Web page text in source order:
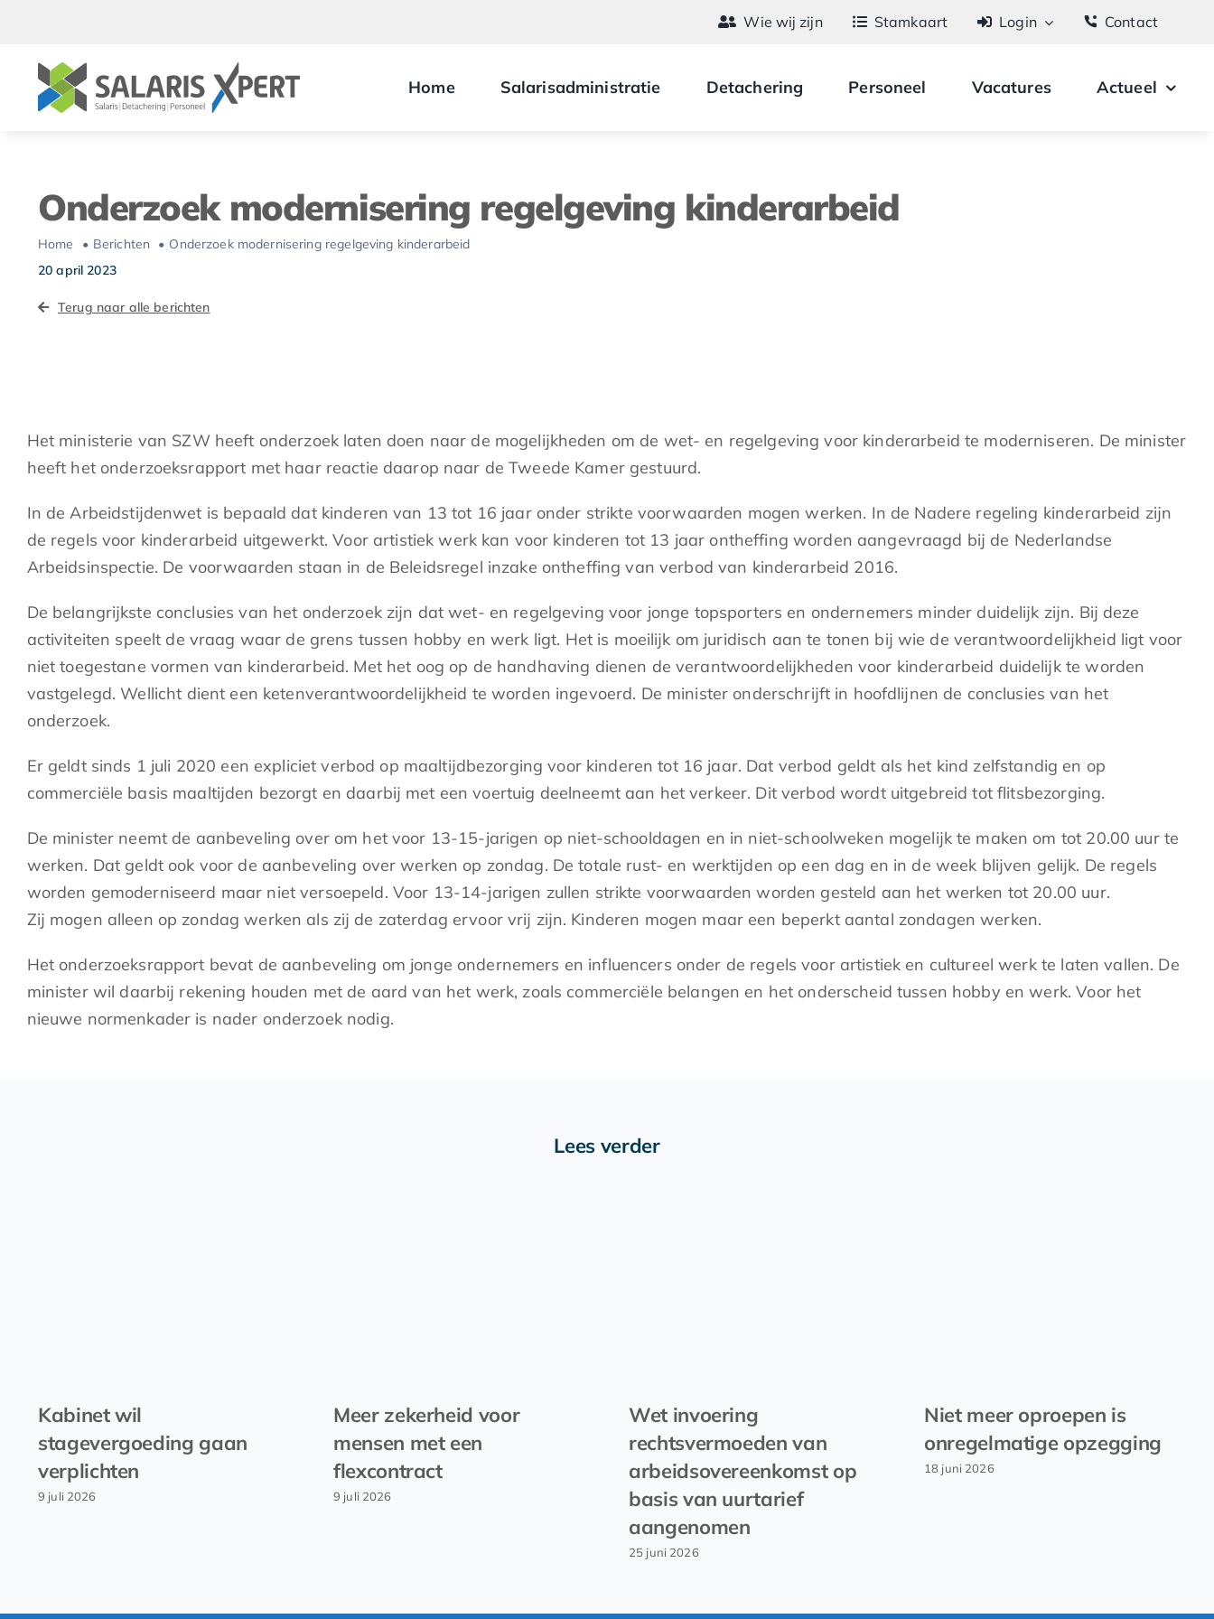
inhoud
Wie wij zijn Stamkaart Login Contact
Home Salarisadministratie Detachering Personeel Vacatures Actueel
Onderzoek modernisering regelgeving kinderarbeid
Home Berichten
Onderzoek modernisering regelgeving kinderarbeid
20 april 2023
Terug naar alle berichten
Het ministerie van SZW heeft onderzoek laten doen naar de mogelijkheden om de wet- en regelgeving voor kinderarbeid te moderniseren. De minister
heeft het onderzoeksrapport met haar reactie daarop naar de Tweede Kamer gestuurd.
In de Arbeidstijdenwet is bepaald dat kinderen van 13 tot 16 jaar onder strikte voorwaarden mogen werken. In de Nadere regeling kinderarbeid zijn
de regels voor kinderarbeid uitgewerkt. Voor artistiek werk kan voor kinderen tot 13 jaar ontheffing worden aangevraagd bij de Nederlandse
Arbeidsinspectie. De voorwaarden staan in de Beleidsregel inzake ontheffing van verbod van kinderarbeid 2016.
De belangrijkste conclusies van het onderzoek zijn dat wet- en regelgeving voor jonge topsporters en ondernemers minder duidelijk zijn. Bij deze
activiteiten speelt de vraag waar de grens tussen hobby en werk ligt. Het is moeilijk om juridisch aan te tonen bij wie de verantwoordelijkheid ligt voor
niet toegestane vormen van kinderarbeid. Met het oog op de handhaving dienen de verantwoordelijkheden voor kinderarbeid duidelijk te worden
vastgelegd. Wellicht dient een ketenverantwoordelijkheid te worden ingevoerd. De minister onderschrijft in hoofdlijnen de conclusies van het
onderzoek.
Er geldt sinds 1 juli 2020 een expliciet verbod op maaltijdbezorging voor kinderen tot 16 jaar. Dat verbod geldt als het kind zelfstandig en op
commerciële basis maaltijden bezorgt en daarbij met een voertuig deelneemt aan het verkeer. Dit verbod wordt uitgebreid tot flitsbezorging.
De minister neemt de aanbeveling over om het voor 13-15-jarigen op niet-schooldagen en in niet-schoolweken mogelijk te maken om tot 20.00 uur te
werken. Dat geldt ook voor de aanbeveling over werken op zondag. De totale rust- en werktijden op een dag en in de week blijven gelijk. De regels
worden gemoderniseerd maar niet versoepeld. Voor 13-14-jarigen zullen strikte voorwaarden worden gesteld aan het werken tot 20.00 uur.
Zij mogen alleen op zondag werken als zij de zaterdag ervoor vrij zijn. Kinderen mogen maar een beperkt aantal zondagen werken.
Het onderzoeksrapport bevat de aanbeveling om jonge ondernemers en influencers onder de regels voor artistiek en cultureel werk te laten vallen. De
minister wil daarbij rekening houden met de aard van het werk, zoals commerciële belangen en het onderscheid tussen hobby en werk. Voor het
nieuwe normenkader is nader onderzoek nodig.
Lees verder
Kabinet wil
stagevergoeding gaan
verplichten
9 juli 2026
Meer zekerheid voor
mensen met een
flexcontract
9 juli 2026
Wet invoering
rechtsvermoeden van
arbeidsovereenkomst op
basis van uurtarief
aangenomen
25 juni 2026
Niet meer oproepen is
onregelmatige opzegging
18 juni 2026